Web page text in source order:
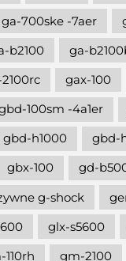
ga-700ske -7aer
b2100
ga-
gax-100
100sm -4a1er
gbd-h1000
gbd-
gbx-100
gd-
g-shock
glx-s5600
gm-2100